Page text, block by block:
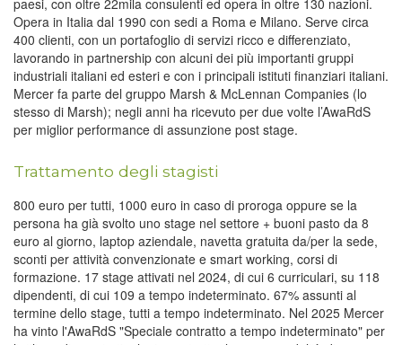
paesi, con oltre 22mila consulenti ed opera in oltre 130 nazioni.
Opera in Italia dal 1990 con sedi a Roma e Milano. Serve circa
400 clienti, con un portafoglio di servizi ricco e differenziato,
lavorando in partnership con alcuni dei più importanti gruppi
industriali italiani ed esteri e con i principali istituti finanziari italiani.
Mercer fa parte del gruppo Marsh & McLennan Companies (lo
stesso di Marsh); negli anni ha ricevuto per due volte l’AwaRdS
per miglior performance di assunzione post stage.
Trattamento degli stagisti
800 euro per tutti, 1000 euro in caso di proroga oppure se la
persona ha già svolto uno stage nel settore + buoni pasto da 8
euro al giorno, laptop aziendale, navetta gratuita da/per la sede,
sconti per attività convenzionate e smart working, corsi di
formazione. 17 stage attivati nel 2024, di cui 6 curriculari, su 118
dipendenti, di cui 109 a tempo indeterminato. 67% assunti al
termine dello stage, tutti a tempo indeterminato. Nel 2025 Mercer
ha vinto l'AwaRdS "Speciale contratto a tempo indeterminato" per